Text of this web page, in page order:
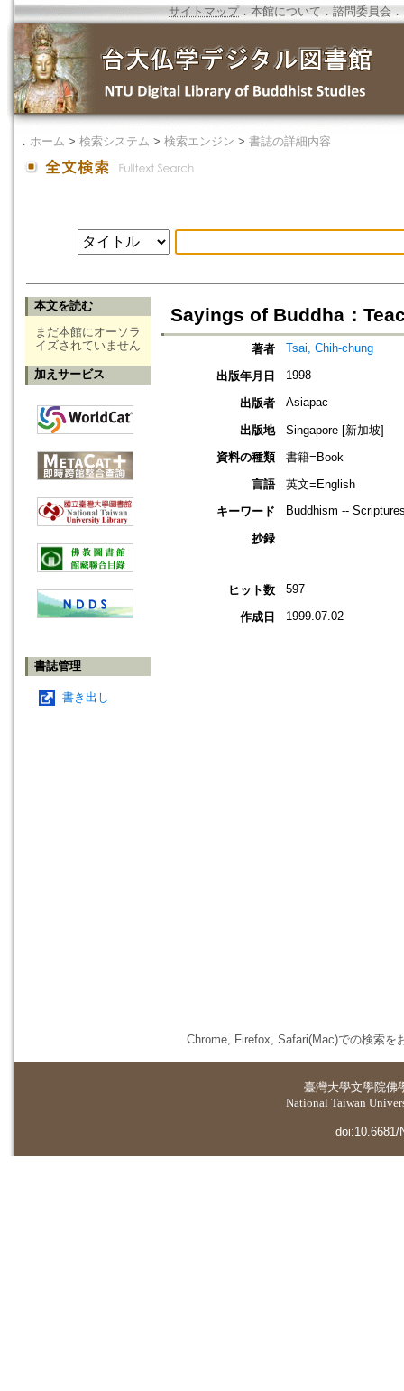
サイトマップ．本館について ． 諮問委員会 ．
． ホーム > 検索システム > 検索エンジン > 書誌の詳細内容
本文を読む
まだ本館にオーソラ
イズされていません
加えサービス
書誌管理
書き出し
Sayings of Buddha：
著者 Tsai, Chih-chung
出版年月日 1998
出版者 Asiapac
出版地
Singapore [新加坡]
資料の種類
書籍=Book
言語
英文=English
キーワード
Buddhism --
抄録
ヒット数 597
作成日 1999.07.02
Chrome, Firefox, Safari(Mac)での検索を
臺灣大學文學院佛
National Taiwan
doi:10.6681/